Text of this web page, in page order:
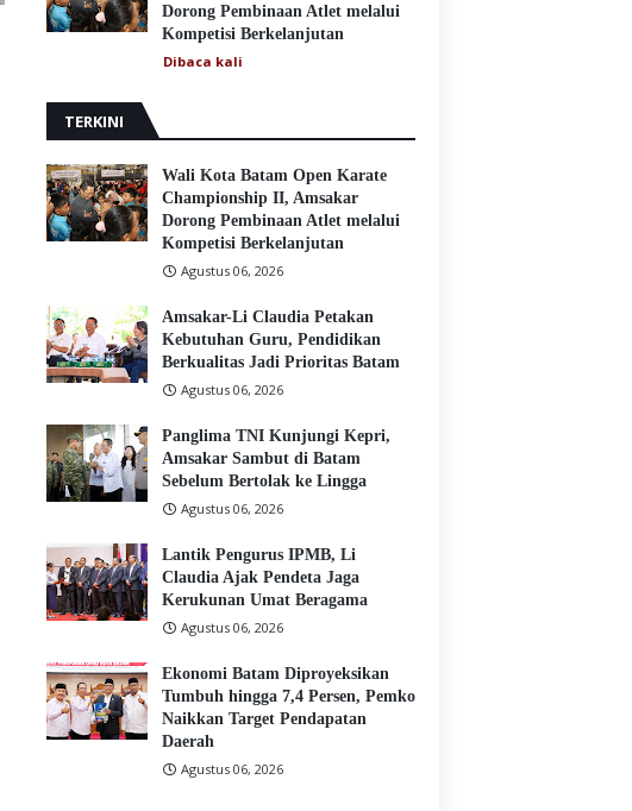
Dorong Pembinaan Atlet melalui
Kompetisi Berkelanjutan
Dibaca kali
TERKINI
Wali Kota Batam Open Karate
Championship II, Amsakar
Dorong Pembinaan Atlet melalui
Kompetisi Berkelanjutan
Agustus 06, 2026
Amsakar-Li Claudia Petakan
Kebutuhan Guru, Pendidikan
Berkualitas Jadi Prioritas Batam
Agustus 06, 2026
Panglima TNI Kunjungi Kepri,
Amsakar Sambut di Batam
Sebelum Bertolak ke Lingga
Agustus 06, 2026
Lantik Pengurus IPMB, Li
Claudia Ajak Pendeta Jaga
Kerukunan Umat Beragama
Agustus 06, 2026
Ekonomi Batam Diproyeksikan
Tumbuh hingga 7,4 Persen, Pemko
Naikkan Target Pendapatan
Daerah
Agustus 06, 2026